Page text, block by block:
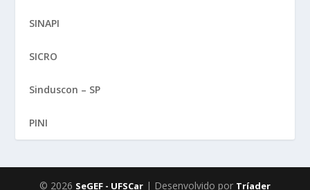
SINAPI
SICRO
Sinduscon – SP
PINI
© 2026 SeGEF - UFSCar | Desenvolvido por Tríader